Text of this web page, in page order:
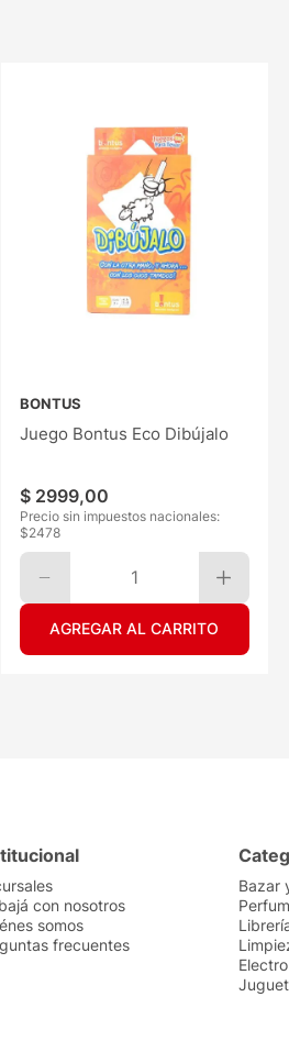
BONTUS
Juego Bontus Eco Dibújalo
$ 2999,00
Precio sin impuestos nacionales:
$2478
1
AGREGAR AL CARRITO
con nosotros
somos
frecuentes
Bazar
Electro